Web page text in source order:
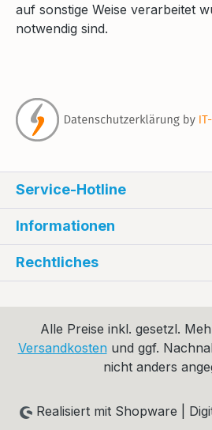
auf sonstige Weise verarbeitet
notwendig sind.
Service-Hotline
Informationen
Rechtliches
Alle Preise inkl. gesetzl.
Versandkosten und ggf.
nicht anders
Realisiert mit Shopware |